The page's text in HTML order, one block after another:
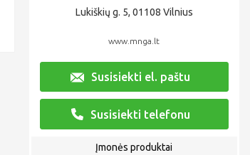
Lukiškių g. 5, 01108 Vilnius
www.mnga.lt
Susisiekti el. paštu
Susisiekti telefonu
Įmonės produktai